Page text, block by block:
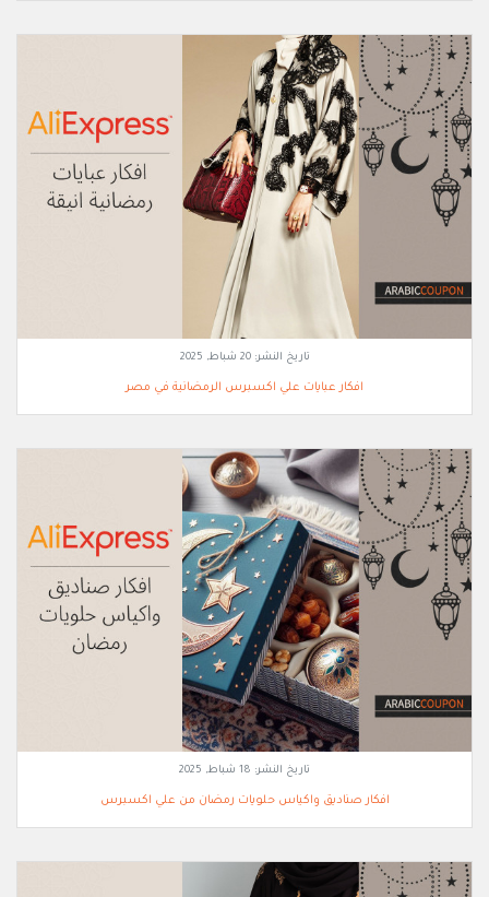
تاريخ النشر:20 شباط, 2025
افكار عبايات علي اكسبرس الرمضانية في مصر
تاريخ النشر: 18 شباط, 2025
افكار صناديق واكياس حلويات رمضان من علي اكسبرس